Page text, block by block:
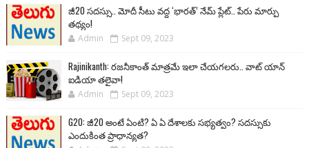
జీ20 సదస్సు.. మోదీ సీటు వద్ద ‘భారత్’ నేమ్ ప్లేట్‌.. పేరు మార్పు
తథ్యం!
Admin Sept 09, 2023
Rajinikanth: రజనీకాంత్ మాత్రమే ఇలా చేయగలరు.. వాట్ యాన్
ఐడియా తలైవా!
Admin Sept 09, 2023
G20: జీ20 అంటే ఏంటి? ఏ ఏ దేశాలకు సభ్యత్వం? సదస్సుకు
ఎందుకింత ప్రాధాన్యత?